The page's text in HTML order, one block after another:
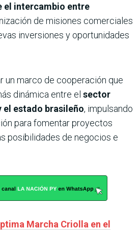
intercambio entre
de misiones comerciales
inversiones y oportunidades
un marco de cooperación que
dinámica entre el sector
el estado brasileño, impulsando
para fomentar proyectos
posibilidades de negocios e
Marcha Criolla en el